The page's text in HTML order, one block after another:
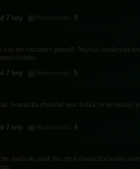
7 lety 5
a za mě všechna v pohodě. Nejvíce šmakovala
obsluha.
7 lety 5
dvanáctka zbytečně moc hořká, to mi snižuje
7 lety 4
sladší ale jinak bez chyb.dvanactka hodně